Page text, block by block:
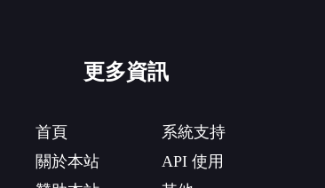
更多資訊
首頁
關於本站
系統支持
API 使用